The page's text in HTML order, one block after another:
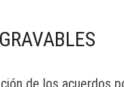
de los acuerdos